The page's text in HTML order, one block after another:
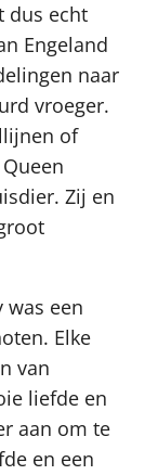
dus echt
Engeland
naar
vroeger.
of
Zij en
was een
Elke
van
liefde en
aan om te
en een